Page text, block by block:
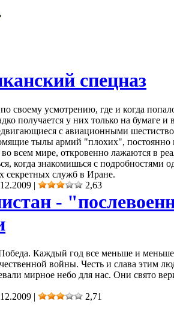
спецназ
своему усмотрению, где и когда
получается у них только на бумаге
с авиационными
тылы армий "плохих",
всем мире, откровенно лажаются в
когда знакомишься с подробностями
секретных служб в Иране.
| 2,63
-
Каждый год все меньше и меньше
войны. Честь и слава этим
мирное небо для нас. Они свято
|
2,71